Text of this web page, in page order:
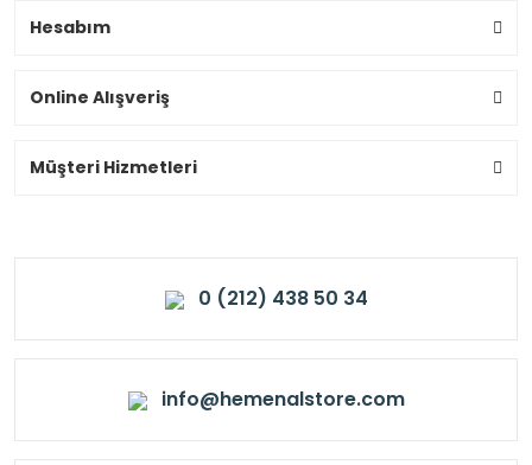
Hesabım
Online Alışveriş
Müşteri Hizmetleri
0 (212) 438 50 34
info@hemenalstore.com